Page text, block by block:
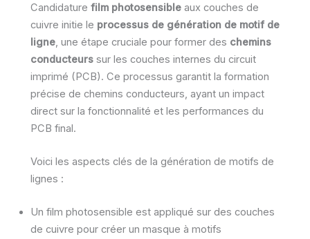
Candidature film photosensible aux couches de
cuivre initie le processus de génération de motif de
ligne, une étape cruciale pour former des chemins
conducteurs sur les couches internes du circuit
imprimé (PCB). Ce processus garantit la formation
précise de chemins conducteurs, ayant un impact
direct sur la fonctionnalité et les performances du
PCB final.
Voici les aspects clés de la génération de motifs de
lignes :
Un film photosensible est appliqué sur des couches
de cuivre pour créer un masque à motifs